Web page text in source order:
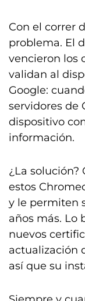
Con el correr
problema. El
vencieron los
validan al
Google:
servidores de
dispositivo
información.
¿La solución?
estos
y le permiten
años más. Lo
nuevos
actualización
así que su